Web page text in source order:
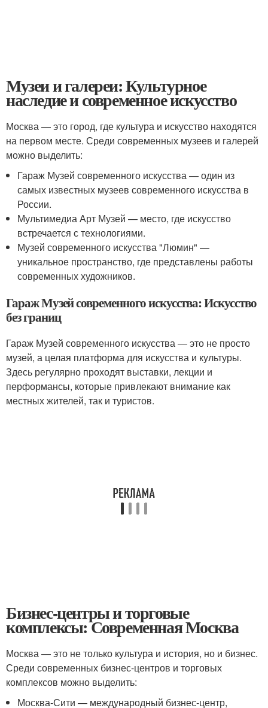
Музеи и галереи: Культурное
наследие и современное искусство
Москва — это город, где культура и искусство находятся
на первом месте. Среди современных музеев и галерей
можно выделить:
Гараж Музей современного искусства — один из
самых известных музеев современного искусства в
России.
Мультимедиа Арт Музей — место, где искусство
встречается с технологиями.
Музей современного искусства "Люмин" —
уникальное пространство, где представлены работы
современных художников.
Гараж Музей современного искусства: Искусство
без границ
Гараж Музей современного искусства — это не просто
музей, а целая платформа для искусства и культуры.
Здесь регулярно проходят выставки, лекции и
перформансы, которые привлекают внимание как
местных жителей, так и туристов.
Бизнес-центры и торговые
комплексы: Современная Москва
Москва — это не только культура и история, но и бизнес.
Среди современных бизнес-центров и торговых
комплексов можно выделить:
Москва-Сити — международный бизнес-центр,